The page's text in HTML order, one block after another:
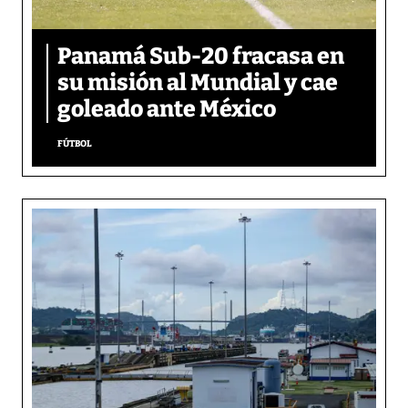
Panamá Sub-20 fracasa en
su misión al Mundial y cae
goleado ante México
FÚTBOL